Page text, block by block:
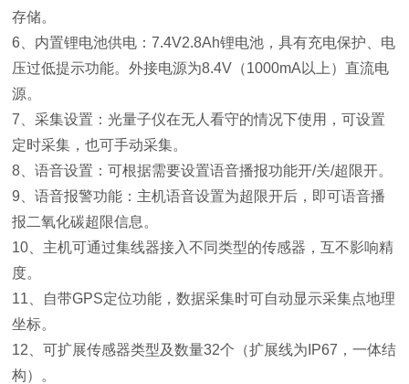
存储。
6、内置锂电池供电：7.4V2.8Ah锂电池，具有充电保护、电
压过低提示功能。外接电源为8.4V（1000mA以上）直流电
源。
7、采集设置：光量子仪在无人看守的情况下使用，可设置
定时采集，也可手动采集。
8、语音设置：可根据需要设置语音播报功能开/关/超限开。
9、语音报警功能：主机语音设置为超限开后，即可语音播
报二氧化碳超限信息。
10、主机可通过集线器接入不同类型的传感器，互不影响精
度。
11、自带GPS定位功能，数据采集时可自动显示采集点地理
坐标。
12、可扩展传感器类型及数量32个（扩展线为IP67，一体结
构）。